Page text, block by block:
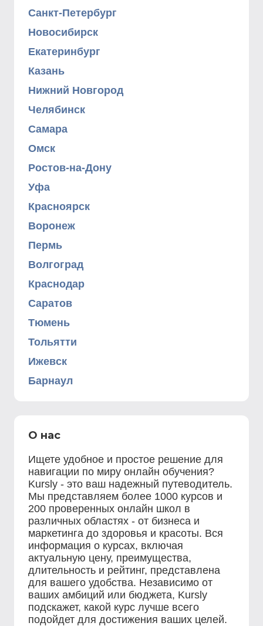
Санкт-Петербург
Новосибирск
Екатеринбург
Казань
Нижний Новгород
Челябинск
Самара
Омск
Ростов-на-Дону
Уфа
Красноярск
Воронеж
Пермь
Волгоград
Краснодар
Саратов
Тюмень
Тольятти
Ижевск
Барнаул
О нас
Ищете удобное и простое решение для
навигации по миру онлайн обучения?
Kursly - это ваш надежный путеводитель.
Мы представляем более 1000 курсов и
200 проверенных онлайн школ в
различных областях - от бизнеса и
маркетинга до здоровья и красоты. Вся
информация о курсах, включая
актуальную цену, преимущества,
длительность и рейтинг, представлена
для вашего удобства. Независимо от
ваших амбиций или бюджета, Kursly
подскажет, какой курс лучше всего
подойдет для достижения ваших целей.